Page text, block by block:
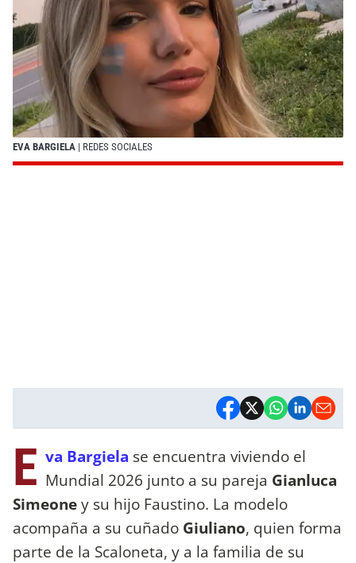
EVA BARGIELA | REDES SOCIALES
E va Bargiela se encuentra viviendo el
Mundial 2026 junto a su pareja Gianluca
Simeoney su hijo Faustino. La modelo
acompaña a su cuñado Giuliano, quien forma
parte de la Scaloneta, y a la familia de su